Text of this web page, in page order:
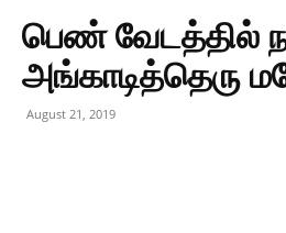
பெண் வேடத்தில்
அங்காடித்தெரு
August 21, 2019